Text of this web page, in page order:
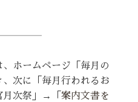
ホームページ「毎月の
次に「毎月行われるお
次祭」→「 案内文書を